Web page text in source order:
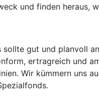
und finden heraus,
sollte gut und planvoll
ertragreich und
Wir kümmern uns